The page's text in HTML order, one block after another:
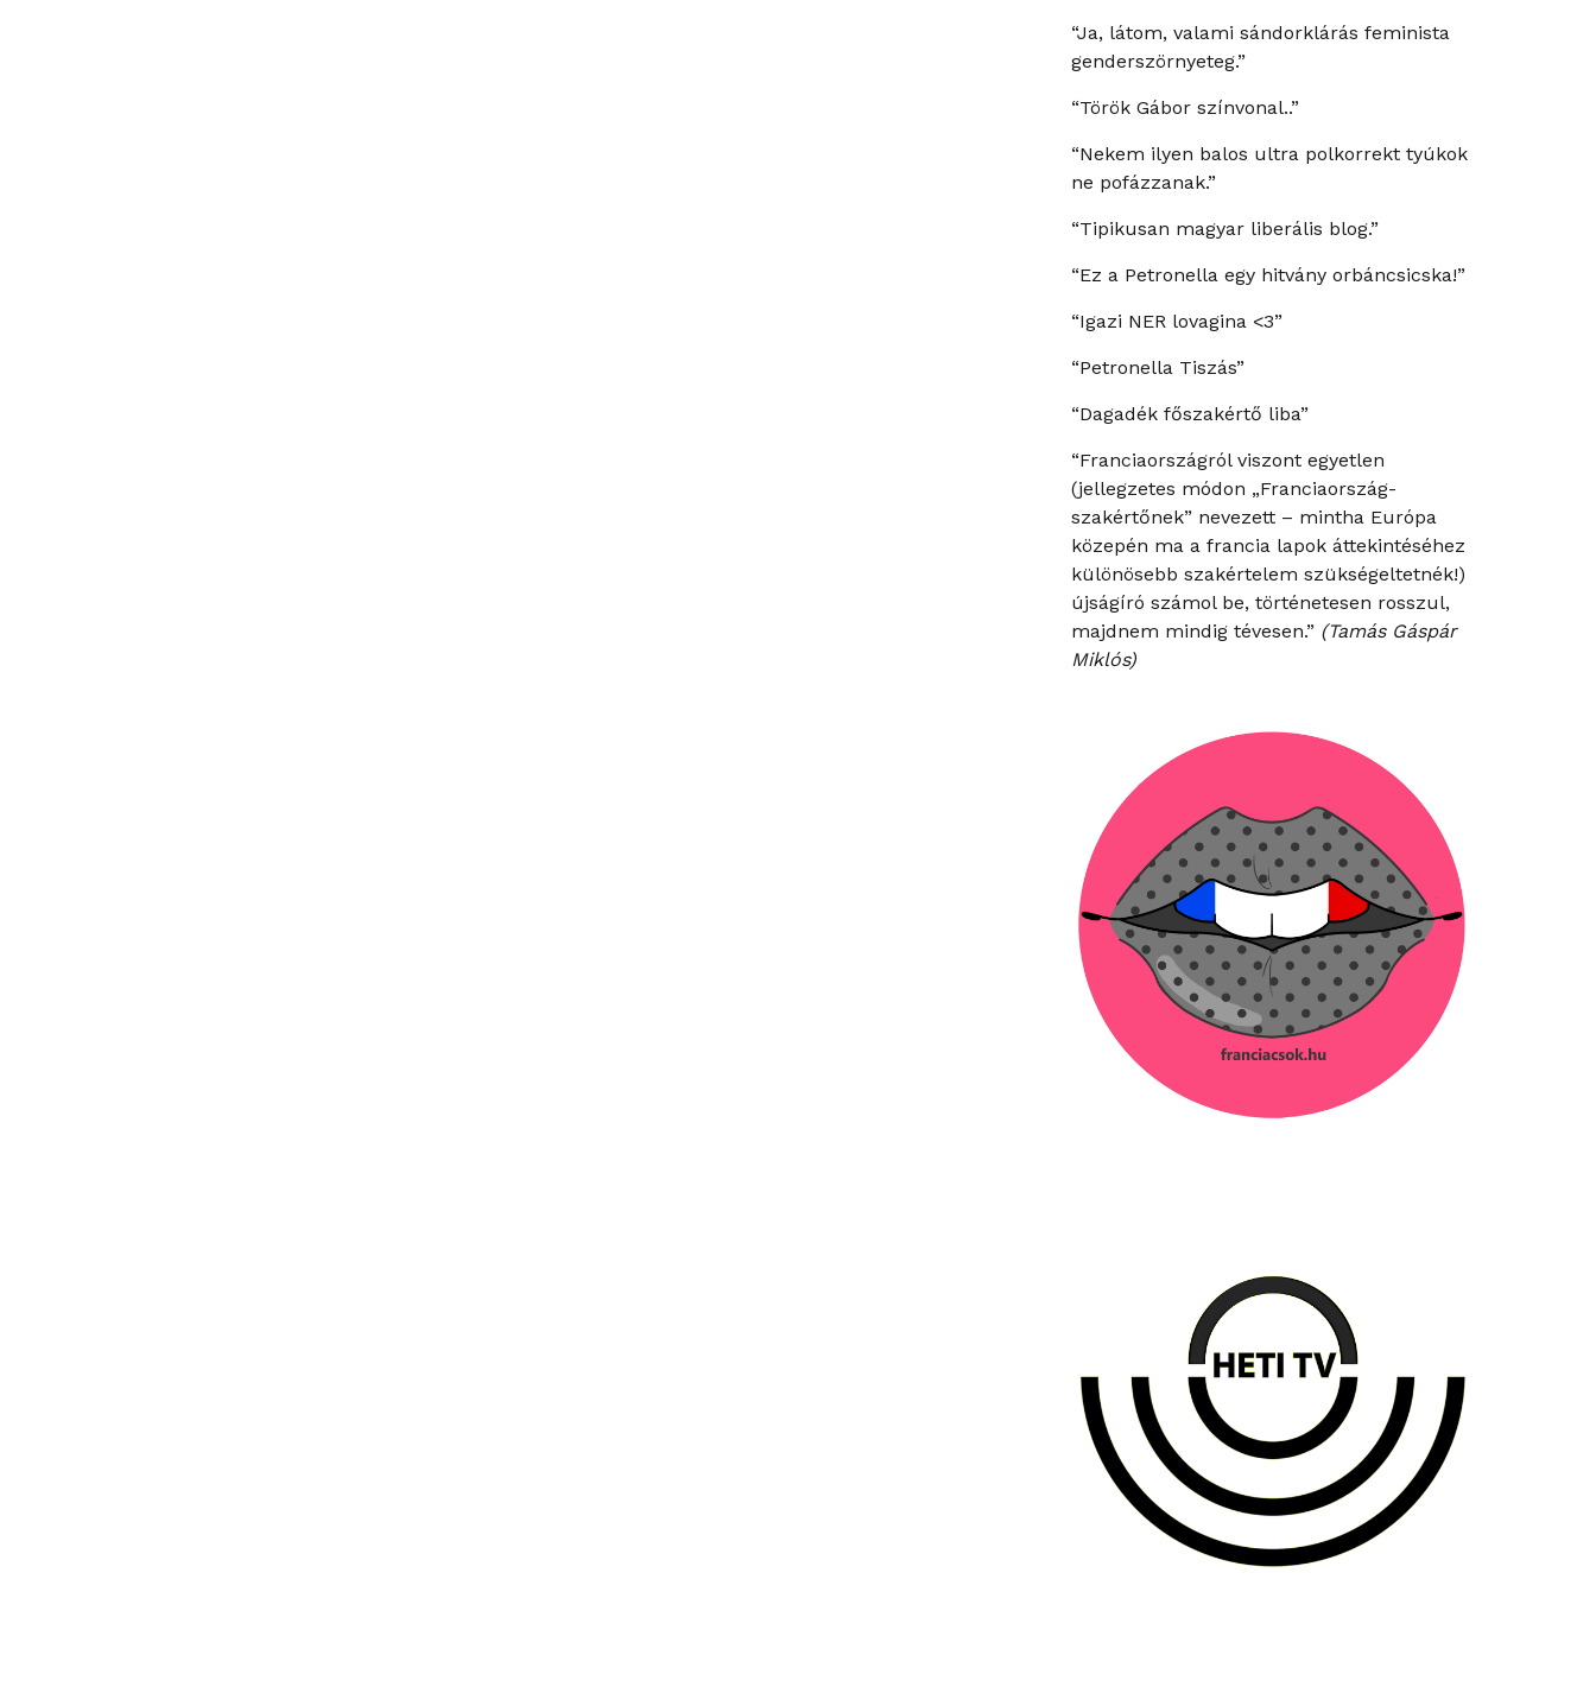
“Ja, látom, valami sándorklárás feminista
genderszörnyeteg.”
“Török Gábor színvonal..”
“Nekem ilyen balos ultra polkorrekt tyúkok
ne pofázzanak.”
“Tipikusan magyar liberális blog.”
“Ez a Petronella egy hitvány orbáncsicska!”
“Igazi NER lovagina <3”
“Petronella Tiszás”
“Dagadék főszakértő liba”
“Franciaországról viszont egyetlen
(jellegzetes módon „Franciaország-
szakértőnek” nevezett – mintha Európa
közepén ma a francia lapok áttekintéséhez
különösebb szakértelem szükségeltetnék!)
újságíró számol be, történetesen rosszul,
majdnem mindig tévesen.” (Tamás Gáspár
Miklós)